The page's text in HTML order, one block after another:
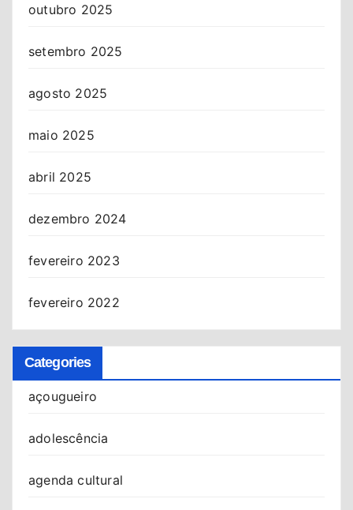
outubro 2025
setembro 2025
agosto 2025
maio 2025
abril 2025
dezembro 2024
fevereiro 2023
fevereiro 2022
Categories
açougueiro
adolescência
agenda cultural